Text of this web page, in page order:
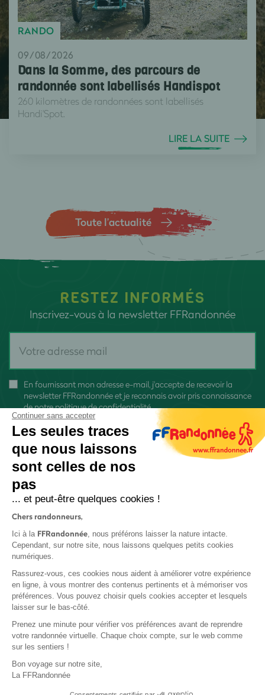
RANDO
09/08/2026
Dans la Somme, des parcours de
randonnée sont labellisés Handispot
260 kilomètres de randonnées sont labellisés
Handi'Spot.
LIRE LA SUITE
Toute l’actualité
RESTEZ INFORMÉS
Inscrivez-vous à la newsletter FFRandonnée
En fournissant mon adresse e-mail, j'accepte de recevoir la
newsletter FFRandonnée et je reconnais avoir pris connaissance
denotre politique de confidentialité
Protection des données
Politique de confidentialité
Continuer sans accepter
Les seules traces
que nous laissons
sont celles de nos
pas
... et peut-être quelques cookies !
Chers randonneurs,
Ici à la FFRandonnée, nous préférons laisser la nature intacte.
Cependant, sur notre site, nous laissons quelques petits cookies
numériques.
Rassurez-vous, ces cookies nous aident à améliorer votre expérience
en ligne, à vous montrer des contenus pertinents et à mémoriser vos
préférences. Vous pouvez choisir quels cookies accepter et lesquels
laisser sur le bas-côté.
Prenez une minute pour vérifier vos préférences avant de reprendre
votre randonnée virtuelle. Chaque choix compte, sur le web comme
sur les sentiers !
Bon voyage sur notre site,
La FFRandonnée